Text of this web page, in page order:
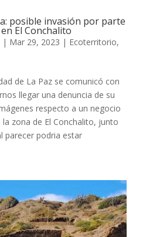
posible invasión por parte
El Conchalito
| Mar 29, 2023 | Ecoterritorio,
de La Paz se comunicó con
llegar una denuncia de su
respecto a un negocio
zona de El Conchalito, junto
parecer podria estar